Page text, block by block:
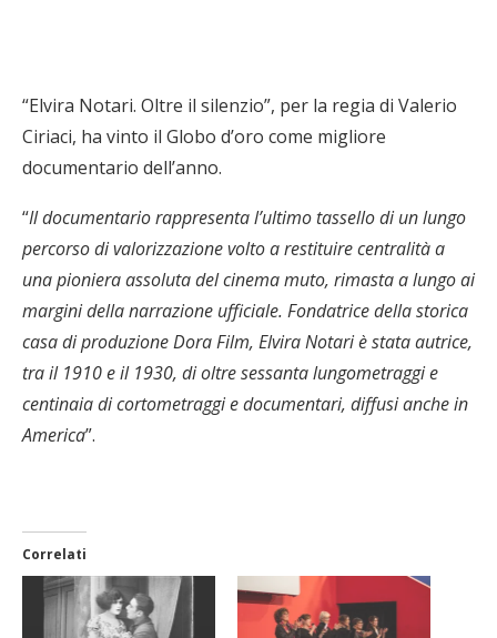
“Elvira Notari. Oltre il silenzio”, per la regia di Valerio
Ciriaci, ha vinto il Globo d’oro come migliore
documentario dell’anno.
“Il documentario rappresenta l’ultimo tassello di un lungo
percorso di valorizzazione volto a restituire centralità a
una pioniera assoluta del cinema muto, rimasta a lungo ai
margini della narrazione ufficiale. Fondatrice della storica
casa di produzione Dora Film, Elvira Notari è stata autrice,
tra il 1910 e il 1930, di oltre sessanta lungometraggi e
centinaia di cortometraggi e documentari, diffusi anche in
America”.
Correlati